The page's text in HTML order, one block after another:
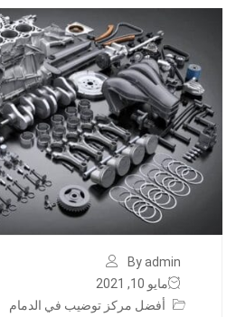
By admin
مايو 10, 2021
أفضل مركز توضيب في الدمام